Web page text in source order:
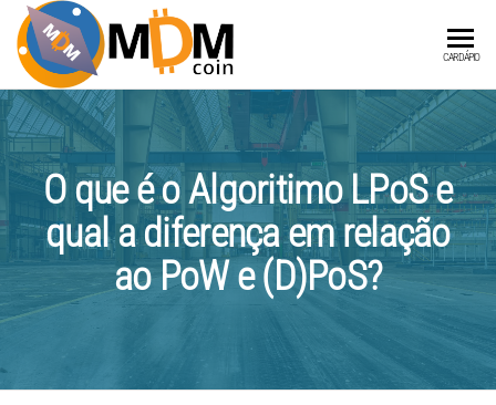
integrada
a Produtos
e Serviços
CARDÁPIO
O que é o Algoritimo LPoS e
qual a diferença em relação
ao PoW e (D)PoS?